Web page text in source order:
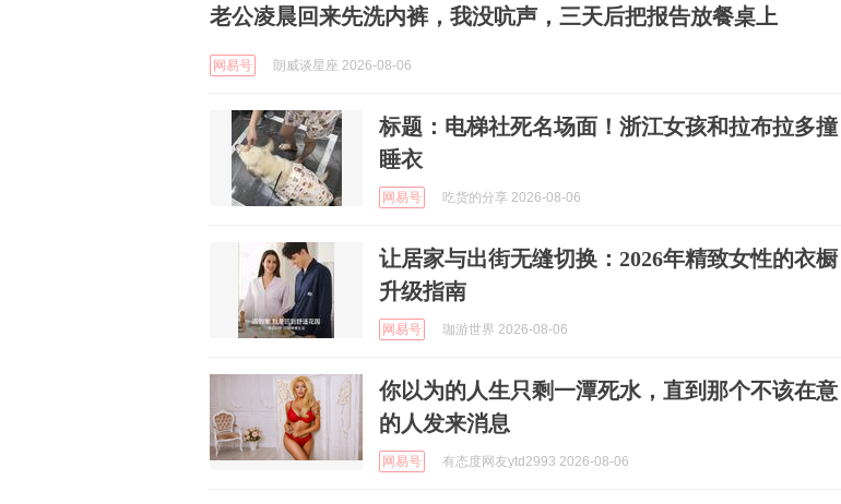
老公凌晨回来先洗内裤，我没吭声，三天后把报告放餐桌上
网易号 朗威谈星座 2026-08-06
标题：电梯社死名场面！浙江女孩和拉布拉多撞
睡衣
网易号 吃货的分享 2026-08-06
让居家与出街无缝切换：2026年精致女性的衣橱
升级指南
网易号 珈游世界 2026-08-06
你以为的人生只剩一潭死水，直到那个不该在意
的人发来消息
网易号 有态度网友ytd2993 2026-08-06